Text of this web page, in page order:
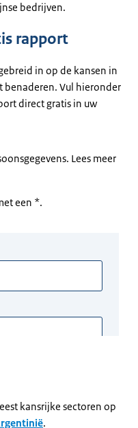
bedrijven.
rapport
in op de kansen in
benaderen. Vul hieronder
direct gratis in uw
Lees meer
een *.
kansrijke sectoren op
.